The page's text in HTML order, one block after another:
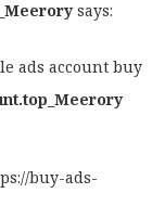
says:
ads account buy
buy-ads-